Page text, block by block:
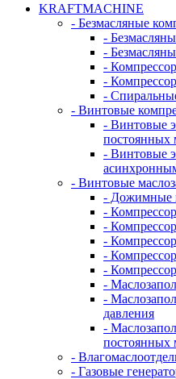
KRAFTMACHINE
- Безмасляные
-
-
-
-
-
- Винтовые
- Винтовые
постоянных
- Винтовые
- Винтовые
- Дожимные
-
-
-
-
-
-
-
давления
-
постоянных
-
- Газовые